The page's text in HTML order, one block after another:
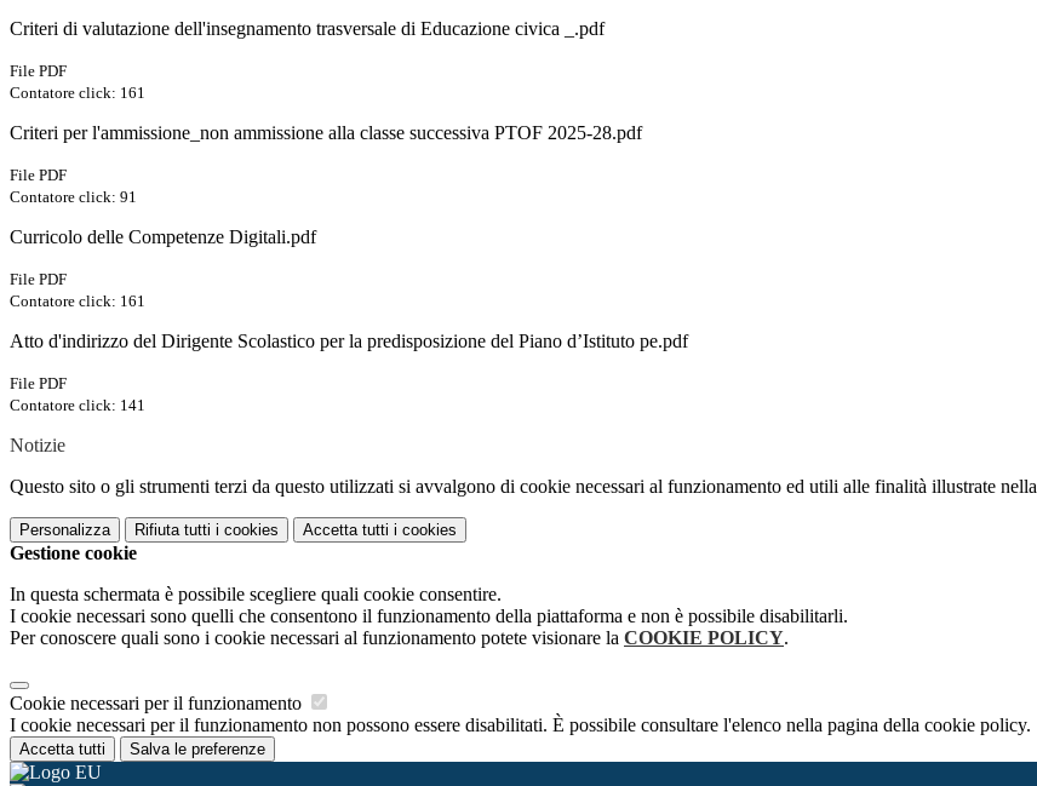
Criteri di valutazione dell'insegnamento trasversale di Educazione civica _.pdf
File PDF
Contatore click: 161
Criteri per l'ammissione_non ammissione alla classe successiva PTOF 2025-28.pdf
File PDF
Contatore click: 91
Curricolo delle Competenze Digitali.pdf
File PDF
Contatore click: 161
Atto d'indirizzo del Dirigente Scolastico per la predisposizione del Piano d’Istituto pe.pdf
File PDF
Contatore click: 141
Notizie
Questo sito o gli strumenti terzi da questo utilizzati si avvalgono di cookie necessari al funzionamento ed utili alle finalità illustrate nella
Personalizza Rifiuta tutti i cookies Accetta tutti i cookies
Gestione cookie
In questa schermata è possibile scegliere quali cookie consentire.
I cookie necessari sono quelli che consentono il funzionamento della piattaforma e non è possibile disabilitarli.
Per conoscere quali sono i cookie necessari al funzionamento potete visionare la COOKIE POLICY.
Cookie necessari per il funzionamento
I cookie necessari per il funzionamento non possono essere disabilitati. È possibile consultare l'elenco nella pagina della cookie policy.
Accetta tutti Salva le preferenze